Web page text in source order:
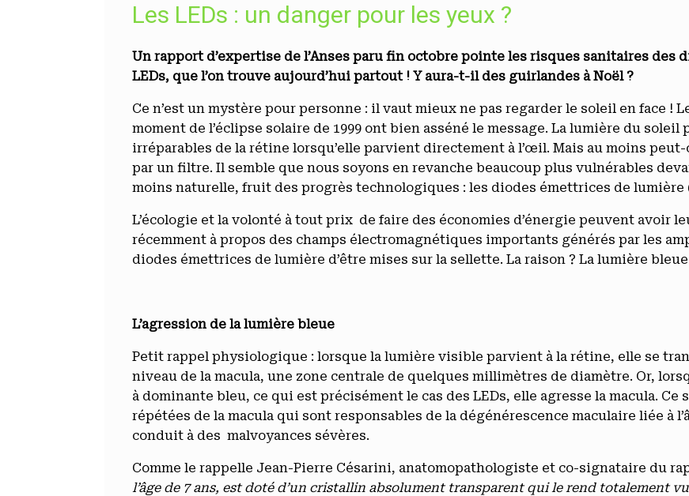
Les LEDs : un danger pour les yeux ?
Un rapport d’expertise de l’Anses paru fin octobre pointe les risques sanitaires des
LEDs, que l’on trouve aujourd’hui partout ! Y aura-t-il des guirlandes à Noël ?
Ce n’est un mystère pour personne : il vaut mieux ne pas regarder le soleil en face !
moment de l’éclipse solaire de 1999 ont bien asséné le message. La lumière du
irréparables de la rétine lorsqu’elle parvient directement à l’œil. Mais au moins
par un filtre. Il semble que nous soyons en revanche beaucoup plus vulnérables
moins naturelle, fruit des progrès technologiques : les diodes émettrices de lumière
L’écologie et la volonté à tout prix de faire des économies d’énergie peuvent avoir
récemment à propos des champs électromagnétiques importants générés par les
diodes émettrices de lumière d’être mises sur la sellette. La raison ? La lumière
L’agression de la lumière bleue
Petit rappel physiologique : lorsque la lumière visible parvient à la rétine, elle se
niveau de la macula, une zone centrale de quelques millimètres de diamètre. Or,
à dominante bleu, ce qui est précisément le cas des LEDs, elle agresse la macula. Ce
répétées de la macula qui sont responsables de la dégénérescence maculaire liée à
conduit à des malvoyances sévères.
Comme le rappelle Jean-Pierre Césarini, anatomopathologiste et co-signataire du
l’âge de 7 ans, est doté d’un cristallin absolument transparent qui le rend totalement